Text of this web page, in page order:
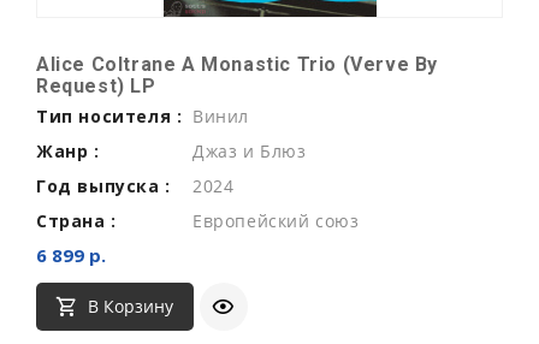
Alice Coltrane A Monastic Trio (Verve By
Request) LP
Тип носителя : Винил
Жанр :
Джаз и Блюз
Год выпуска :
2024
Страна :
Европейский союз
6 899 р.
В Корзину